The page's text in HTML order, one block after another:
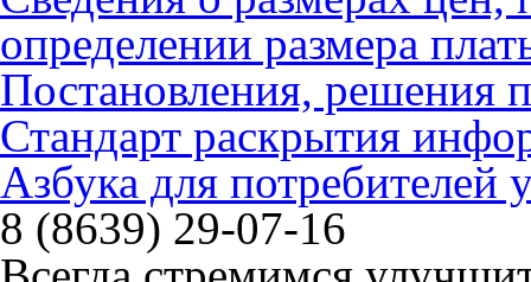
определении размера
Постановления, решения
Стандарт раскрытия
Азбука для
8 (8639) 29-07-16